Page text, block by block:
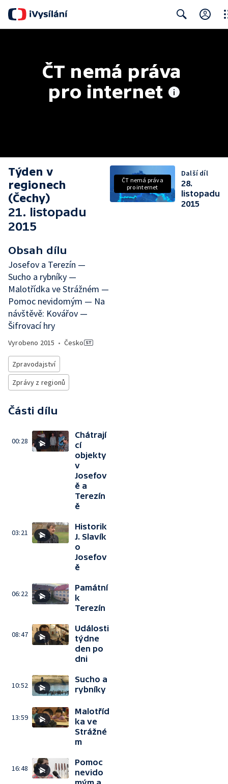
ČT nemá práva
pro internet
Týden v
regionech
(Čechy)
21. listopadu
2015
Obsah dílu
Josefov a Terezín —
Sucho a rybníky —
Malotřídka ve Strážném —
Pomoc nevidomým — Na
návštěvě: Kovářov —
Šifrovací hry
Vyrobeno 2015 • Česko
Zpravodajství
Zprávy z regionů
Části dílu
00:28
Chátrají
cí
objekty
v
Josefov
ě a
Terezín
ě
03:21
Historik
J. Slavík
o
Josefov
ě
06:22
Památní
k
Terezín
08:47
Události
týdne
den po
dni
10:52
Sucho a
rybníky
13:59
Malotříd
ka ve
Strážné
m
16:48
Pomoc
nevido
ČT nemá práva
pro internet
Další díl
28.
listopadu
2015